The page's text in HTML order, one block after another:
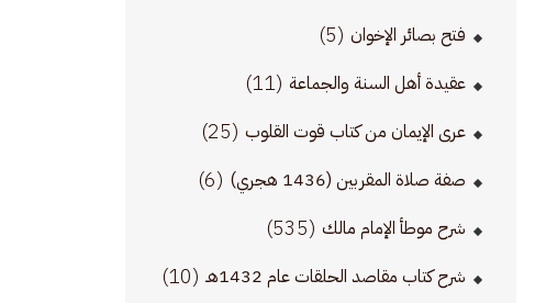
فتح بصائر الإخوان (5)
عقيدة أهل السنة والجماعة (11)
عرى الإيمان من كتاب قوت القلوب (25)
صفة صلاة المقربين (1436 هجري) (6)
شرح موطأ الإمام مالك (535)
شرح كتاب مقاصد الحلقات عام 1432هـ (10)